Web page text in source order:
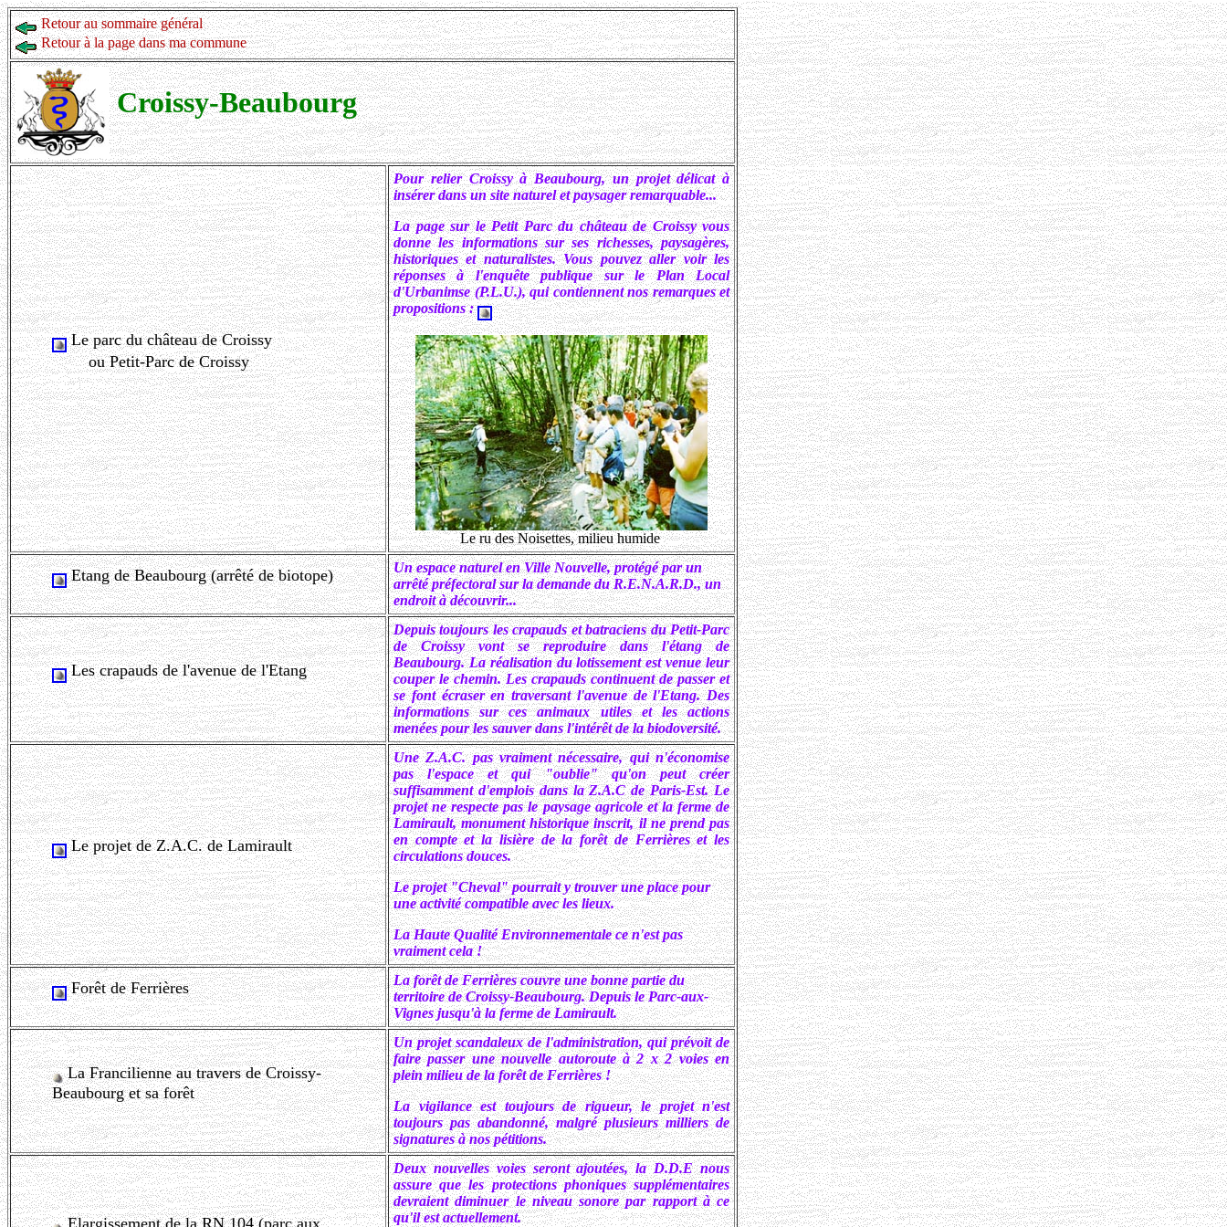
Retour au sommaire général
Retour à la page dans ma commune
Croissy-Beaubourg
Le parc du château de Croissy
ou Petit-Parc de Croissy
Pour relier Croissy à Beaubourg, un projet délicat à
insérer dans un site naturel et paysager remarquable...
La page sur le Petit Parc du château de Croissy vous
donne les informations sur ses richesses, paysagères,
historiques et naturalistes. Vous pouvez aller voir les
réponses à l'enquête publique sur le Plan Local
d'Urbanimse (P.L.U.), qui contiennent nos remarques et
propositions :
Le ru des Noisettes, milieu humide
Etang de Beaubourg (arrêté de biotope)
Un espace naturel en Ville Nouvelle, protégé par un
arrêté préfectoral sur la demande du R.E.N.A.R.D., un
endroit à découvrir...
Les crapauds de l'avenue de l'Etang
Depuis toujours les crapauds et batraciens du Petit-Parc
de Croissy vont se reproduire dans l'étang de
Beaubourg. La réalisation du lotissement est venue leur
couper le chemin. Les crapauds continuent de passer et
se font écraser en traversant l'avenue de l'Etang. Des
informations sur ces animaux utiles et les actions
menées pour les sauver dans l'intérêt de la biodoversité.
Le projet de Z.A.C. de Lamirault
Une Z.A.C. pas vraiment nécessaire, qui n'économise
pas l'espace et qui "oublie" qu'on peut créer
suffisamment d'emplois dans la Z.A.C de Paris-Est. Le
projet ne respecte pas le paysage agricole et la ferme de
Lamirault, monument historique inscrit, il ne prend pas
en compte et la lisière de la forêt de Ferrières et les
circulations douces.
Le projet "Cheval" pourrait y trouver une place pour
une activité compatible avec les lieux.
La Haute Qualité Environnementale ce n'est pas
vraiment cela !
Forêt de Ferrières
La forêt de Ferrières couvre une bonne partie du
territoire de Croissy-Beaubourg. Depuis le Parc-aux-
Vignes jusqu'à la ferme de Lamirault.
La Francilienne au travers de Croissy-
Beaubourg et sa forêt
Un projet scandaleux de l'administration, qui prévoit de
faire passer une nouvelle autoroute à 2 x 2 voies en
plein milieu de la forêt de Ferrières !
La vigilance est toujours de rigueur, le projet n'est
toujours pas abandonné, malgré plusieurs milliers de
signatures à nos pétitions.
Elargissement de la RN 104 (parc aux
Deux nouvelles voies seront ajoutées, la D.D.E nous
assure que les protections phoniques supplémentaires
devraient diminuer le niveau sonore par rapport à ce
qu'il est actuellement.